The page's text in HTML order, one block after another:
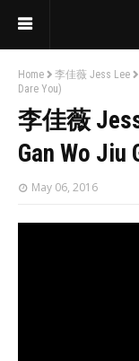
Home 李佳薇 Jess Lee
Dare You)
李佳薇
Gan Wo Jiu
May 06, 2016